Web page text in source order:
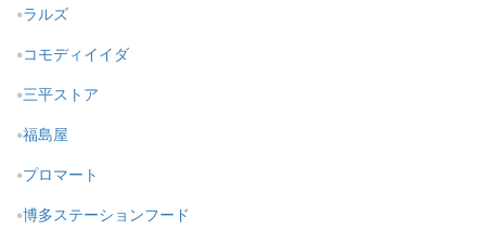
ラルズ
コモディイイダ
三平ストア
福島屋
プロマート
博多ステーションフード